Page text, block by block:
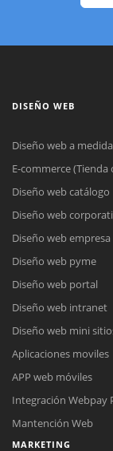
DISEÑO WEB
Diseño web a medida
E-commerce (Tienda
Diseño web catálogo
Diseño web
Diseño web empresa
Diseño web pyme
Diseño web portal
Diseño web intranet
Diseño web mini
Aplicaciones moviles
APP web móviles
Integración Webpay
Mantención Web
MARKETING